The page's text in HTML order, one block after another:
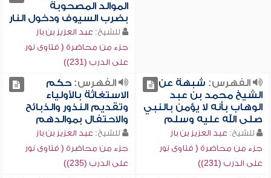
الموالد المصحوبة
بضرب السيوف ودخول النار
للشيخ: عبد العزيز بن باز
جزء من محاضرة ( فتاوى نور
على الدرب (231))
الفهرس: شبهة عن
الشيخ محمد بن عبد
الوهاب بأنه لا يؤمن بالنبي
صلى الله عليه وسلم
للشيخ: عبد العزيز بن باز
جزء من محاضرة ( فتاوى نور
على الدرب (231))
الفهرس:حكم
الاستغاثة بالأولياء
وتقديم النذور والذبائح
والاحتفال بموالدهم
للشيخ: عبد العزيز بن باز
جزء من محاضرة ( فتاوى نور
على الدرب (235))